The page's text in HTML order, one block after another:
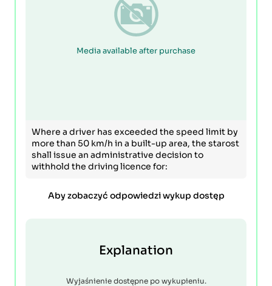
Media available after purchase
Where a driver has exceeded the speed limit by
more than 50 km/h in a built-up area, the starost
shall issue an administrative decision to
withhold the driving licence for:
Aby zobaczyć odpowiedzi wykup dostęp
Explanation
Wyjaśnienie dostępne po wykupieniu.